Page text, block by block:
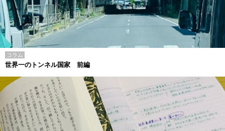
コラム
世界一のトンネル国家 前編